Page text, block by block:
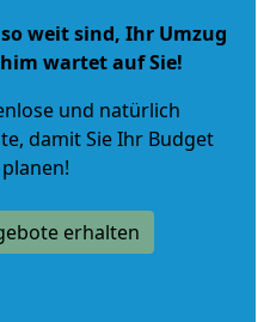
weit sind, Ihr Umzug
wartet auf Sie!
und natürlich
, damit Sie Ihr Budget
erhalten